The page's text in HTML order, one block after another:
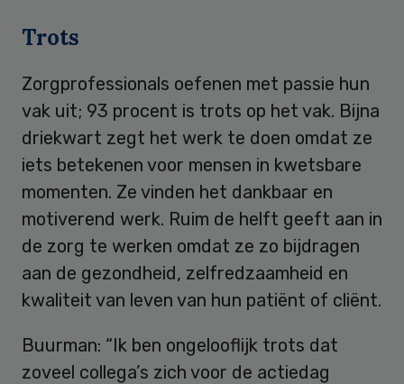
Trots
Zorgprofessionals oefenen met passie hun
vak uit; 93 procent is trots op het vak. Bijna
driekwart zegt het werk te doen omdat ze
iets betekenen voor mensen in kwetsbare
momenten. Ze vinden het dankbaar en
motiverend werk. Ruim de helft geeft aan in
de zorg te werken omdat ze zo bijdragen
aan de gezondheid, zelfredzaamheid en
kwaliteit van leven van hun patiënt of cliënt.
Buurman: “Ik ben ongelooflijk trots dat
zoveel collega’s zich voor de actiedag